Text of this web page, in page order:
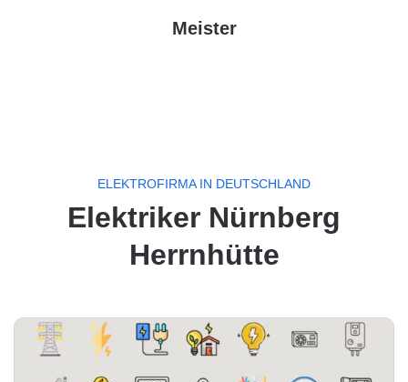
Meister
ELEKTROFIRMA IN DEUTSCHLAND
Elektriker Nürnberg
Herrnhütte